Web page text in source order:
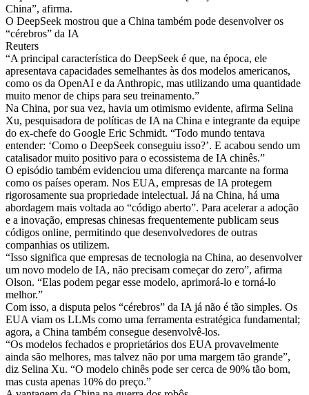
China”, afirma.
O DeepSeek mostrou que a China também pode desenvolver os
“cérebros” da IA
Reuters
“A principal característica do DeepSeek é que, na época, ele
apresentava capacidades semelhantes às dos modelos americanos,
como os da OpenAI e da Anthropic, mas utilizando uma quantidade
muito menor de chips para seu treinamento.”
Na China, por sua vez, havia um otimismo evidente, afirma Selina
Xu, pesquisadora de políticas de IA na China e integrante da equipe
do ex-chefe do Google Eric Schmidt. “Todo mundo tentava
entender: ‘Como o DeepSeek conseguiu isso?’. E acabou sendo um
catalisador muito positivo para o ecossistema de IA chinês.”
O episódio também evidenciou uma diferença marcante na forma
como os países operam. Nos EUA, empresas de IA protegem
rigorosamente sua propriedade intelectual. Já na China, há uma
abordagem mais voltada ao “código aberto”. Para acelerar a adoção
e a inovação, empresas chinesas frequentemente publicam seus
códigos online, permitindo que desenvolvedores de outras
companhias os utilizem.
“Isso significa que empresas de tecnologia na China, ao desenvolver
um novo modelo de IA, não precisam começar do zero”, afirma
Olson. “Elas podem pegar esse modelo, aprimorá-lo e torná-lo
melhor.”
Com isso, a disputa pelos “cérebros” da IA já não é tão simples. Os
EUA viam os LLMs como uma ferramenta estratégica fundamental;
agora, a China também consegue desenvolvê-los.
“Os modelos fechados e proprietários dos EUA provavelmente
ainda são melhores, mas talvez não por uma margem tão grande”,
diz Selina Xu. “O modelo chinês pode ser cerca de 90% tão bom,
mas custa apenas 10% do preço.”